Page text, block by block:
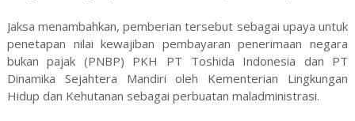
Jaksa menambahkan, pemberian tersebut sebagai upaya untuk
penetapan nilai kewajiban pembayaran penerimaan negara
bukan pajak (PNBP) PKH PT Toshida Indonesia dan PT
Dinamika Sejahtera Mandiri oleh Kementerian Lingkungan
Hidup dan Kehutanan sebagai perbuatan maladministrasi.